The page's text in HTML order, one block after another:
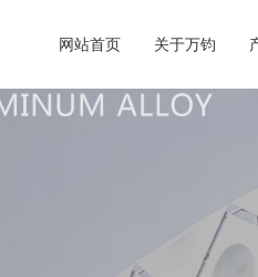
网站首页 关于万钧